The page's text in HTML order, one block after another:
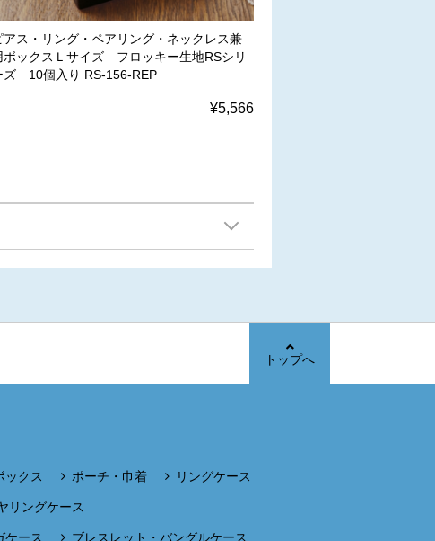
アス・リング・ペアリング・ネックレス兼
ボックスＬサイズ フロッキー生地RSシリ
ズ 10個入り RS-156-REP
¥5,566
トップへ
ックス ポーチ・巾着 リングケース
リングケース
ケース ブレスレット・バングルケース